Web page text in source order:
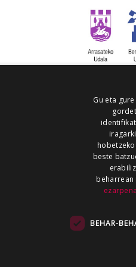
ALEA
NOAUA
Gu eta
hobetzeko.
beste
BEHAR-